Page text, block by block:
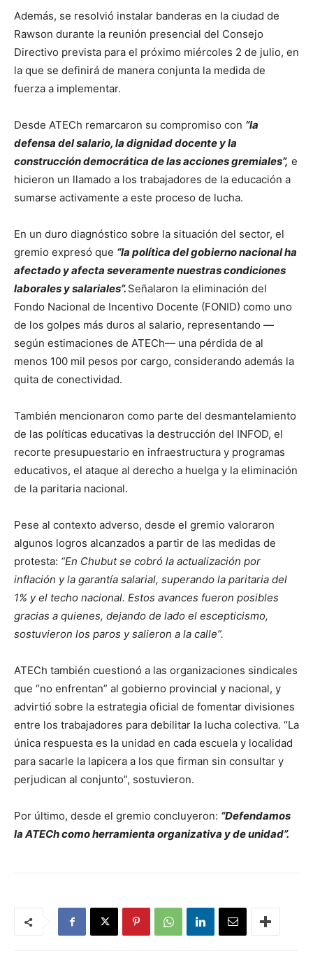
Además, se resolvió instalar banderas en la ciudad de
Rawson durante la reunión presencial del Consejo
Directivo prevista para el próximo miércoles 2 de julio, en
la que se definirá de manera conjunta la medida de
fuerza a implementar.
Desde ATECh remarcaron su compromiso con “la
defensa del salario, la dignidad docente y la
construcción democrática de las acciones gremiales”, e
hicieron un llamado a los trabajadores de la educación a
sumarse activamente a este proceso de lucha.
En un duro diagnóstico sobre la situación del sector, el
gremio expresó que “la política del gobierno nacional ha
afectado y afecta severamente nuestras condiciones
laborales y salariales”. Señalaron la eliminación del
Fondo Nacional de Incentivo Docente (FONID) como uno
de los golpes más duros al salario, representando —
según estimaciones de ATECh— una pérdida de al
menos 100 mil pesos por cargo, considerando además la
quita de conectividad.
También mencionaron como parte del desmantelamiento
de las políticas educativas la destrucción del INFOD, el
recorte presupuestario en infraestructura y programas
educativos, el ataque al derecho a huelga y la eliminación
de la paritaria nacional.
Pese al contexto adverso, desde el gremio valoraron
algunos logros alcanzados a partir de las medidas de
protesta: “En Chubut se cobró la actualización por
inflación y la garantía salarial, superando la paritaria del
1% y el techo nacional. Estos avances fueron posibles
gracias a quienes, dejando de lado el escepticismo,
sostuvieron los paros y salieron a la calle”.
ATECh también cuestionó a las organizaciones sindicales
que “no enfrentan” al gobierno provincial y nacional, y
advirtió sobre la estrategia oficial de fomentar divisiones
entre los trabajadores para debilitar la lucha colectiva. “La
única respuesta es la unidad en cada escuela y localidad
para sacarle la lapicera a los que firman sin consultar y
perjudican al conjunto”, sostuvieron.
Por último, desde el gremio concluyeron: “Defendamos
la ATECh como herramienta organizativa y de unidad”.